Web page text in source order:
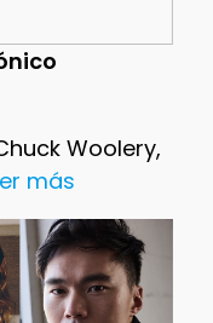
Woolery,
más